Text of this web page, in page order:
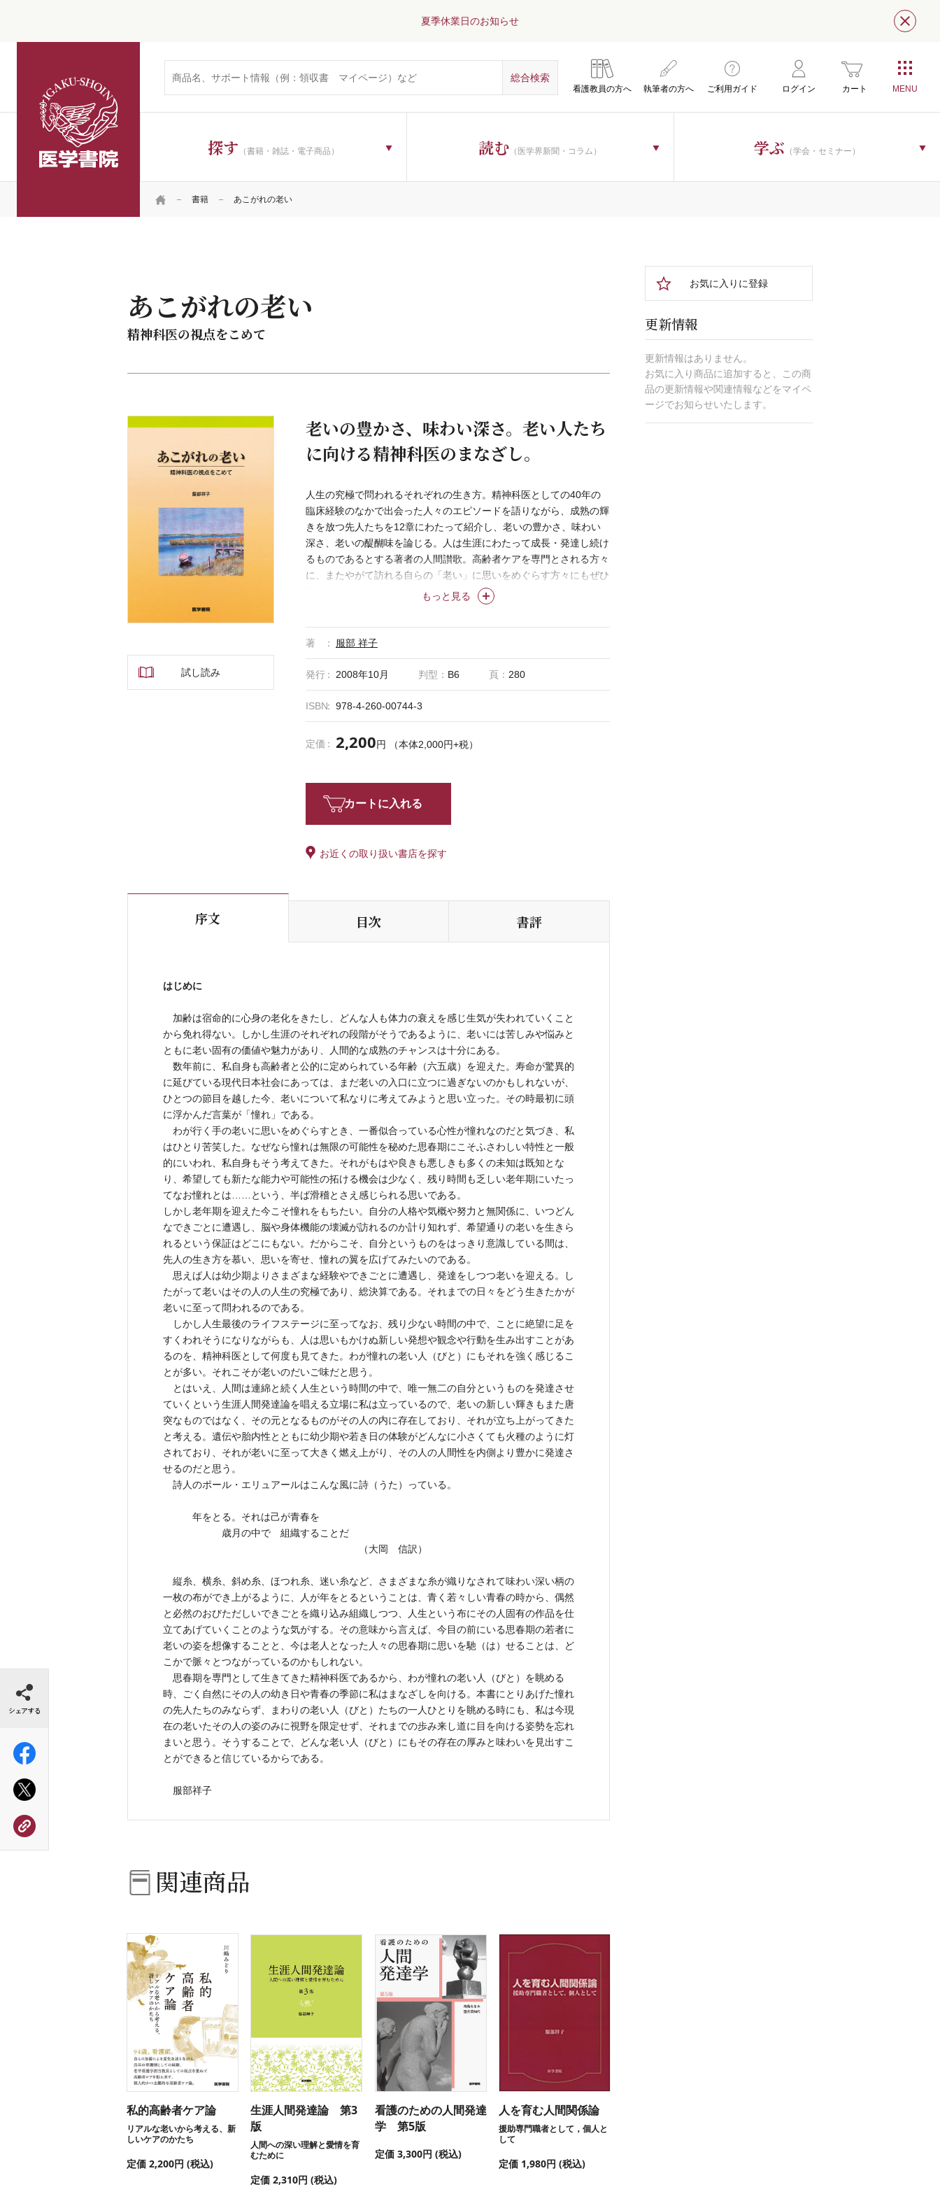
夏季休業日のお知らせ 閉じ
看護教員の方へ 執筆者の方へ ご利用ガイド ログイン カート
探す （書籍・雑誌・電子商品） 読む （医学界新聞・コラム） 学ぶ （学会・セミナー）
HOME 書籍 あこがれの老い
あこがれの老い
精神科医の視点をこめて
試し読み
老いの豊かさ、味わい深さ。老い人たち
に向ける精神科医のまなざし。
もっと見る
人生の究極で問われるそれぞれの生き方。精神科医としての40年の
臨床経験のなかで出会った人々のエピソードを語りながら、成熟の輝
きを放つ先人たちを12章にわたって紹介し、老いの豊かさ、味わい
深さ、老いの醍醐味を論じる。人は生涯にわたって成長・発達し続け
るものであるとする著者の人間讃歌。高齢者ケアを専門とされる方々
に、またやがて訪れる自らの「老い」に思いをめぐらす方々にもぜひ
著 服部 祥子
発行 2008年10月 判型： B6 頁： 280
ISBN 978-4-260-00744-3
定価 2,200円 （本体2,000円+税）
カートに入れる
お近くの取り扱い書店を探す
序文 目次 書評
はじめに
加齢は宿命的に心身の老化をきたし、どんな人も体力の衰えを感じ生気が失われていくこと
から免れ得ない。しかし生涯のそれぞれの段階がそうであるように、老いには苦しみや悩みと
ともに老い固有の価値や魅力があり、人間的な成熟のチャンスは十分にある。
数年前に、私自身も高齢者と公的に定められている年齢（六五歳）を迎えた。寿命が驚異的
に延びている現代日本社会にあっては、まだ老いの入口に立つに過ぎないのかもしれないが、
ひとつの節目を越した今、老いについて私なりに考えてみようと思い立った。その時最初に頭
に浮かんだ言葉が「憧れ」である。
わが行く手の老いに思いをめぐらすとき、一番似合っている心性が憧れなのだと気づき、私
はひとり苦笑した。なぜなら憧れは無限の可能性を秘めた思春期にこそふさわしい特性と一般
的にいわれ、私自身もそう考えてきた。それがもはや良きも悪しきも多くの未知は既知とな
り、希望しても新たな能力や可能性の拓ける機会は少なく、残り時間も乏しい老年期にいたっ
てなお憧れとは……という、半ば滑稽とさえ感じられる思いである。
しかし老年期を迎えた今こそ憧れをもちたい。自分の人格や気概や努力と無関係に、いつどん
なできごとに遭遇し、脳や身体機能の壊滅が訪れるのか計り知れず、希望通りの老いを生きら
れるという保証はどこにもない。だからこそ、自分というものをはっきり意識している間は、
先人の生き方を慕い、思いを寄せ、憧れの翼を広げてみたいのである。
思えば人は幼少期よりさまざまな経験やできごとに遭遇し、発達をしつつ老いを迎える。し
たがって老いはその人の人生の究極であり、総決算である。それまでの日々をどう生きたかが
老いに至って問われるのである。
しかし人生最後のライフステージに至ってなお、残り少ない時間の中で、ことに絶望に足を
すくわれそうになりながらも、人は思いもかけぬ新しい発想や観念や行動を生み出すことがあ
るのを、精神科医として何度も見てきた。わが憧れの老い人（びと）にもそれを強く感じるこ
とが多い。それこそが老いのだいご味だと思う。
とはいえ、人間は連綿と続く人生という時間の中で、唯一無二の自分というものを発達させ
ていくという生涯人間発達論を唱える立場に私は立っているので、老いの新しい輝きもまた唐
突なものではなく、その元となるものがその人の内に存在しており、それが立ち上がってきた
と考える。遺伝や胎内性とともに幼少期や若き日の体験がどんなに小さくても火種のように灯
されており、それが老いに至って大きく燃え上がり、その人の人間性を内側より豊かに発達さ
せるのだと思う。
詩人のポール・エリュアールはこんな風に詩（うた）っている。
年をとる。それは己が青春を
歳月の中で 組織することだ
（大岡 信訳）
縦糸、横糸、斜め糸、ほつれ糸、迷い糸など、さまざまな糸が織りなされて味わい深い柄の
一枚の布ができ上がるように、人が年をとるということは、青く若々しい青春の時から、偶然
と必然のおびただしいできごとを織り込み組織しつつ、人生という布にその人固有の作品を仕
立てあげていくことのような気がする。その意味から言えば、今目の前にいる思春期の若者に
老いの姿を想像することと、今は老人となった人々の思春期に思いを馳（は）せることは、ど
こかで脈々とつながっているのかもしれない。
思春期を専門として生きてきた精神科医であるから、わが憧れの老い人（びと）を眺める
時、ごく自然にその人の幼き日や青春の季節に私はまなざしを向ける。本書にとりあげた憧れ
の先人たちのみならず、まわりの老い人（びと）たちの一人ひとりを眺める時にも、私は今現
在の老いたその人の姿のみに視野を限定せず、それまでの歩み来し道に目を向ける姿勢を忘れ
まいと思う。そうすることで、どんな老い人（びと）にもその存在の厚みと味わいを見出すこ
とができると信じているからである。
服部祥子
関連商品
私的高齢者ケア論
リアルな老いから考える、新
しいケアのかたち
定価 2,200円 (税込)
生涯人間発達論 第3
版
人間への深い理解と愛情を育
むために
定価 2,310円 (税込)
看護のための人間発達
学 第5版
定価 3,300円 (税込)
人を育む人間関係論
援助専門職者として，個人と
して
定価 1,980円 (税込)
お気に入りに登録
更新情報
更新情報はありません。
お気に入り商品に追加すると、この商
品の更新情報や関連情報などをマイペ
ージでお知らせいたします。